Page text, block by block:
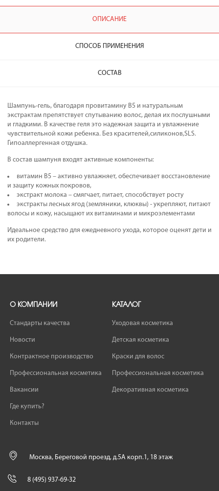
ОПИСАНИЕ
СПОСОБ ПРИМЕНЕНИЯ
СОСТАВ
Шампунь-гель, благодаря провитамину В5 и натуральным
экстрактам препятствует спутыванию волос, делая их послушными
и гладкими. В качестве геля это надежная защита и увлажнение
чувствительной кожи ребенка. Без красителей,силиконов,SLS.
Гипоаллергенная отдушка.
В состав шампуня входят активные компоненты:
витамин В5 – активно увлажняет, обеспечивает восстановление
и защиту кожных покровов,
экстракт молока – смягчает, питает, способствует росту
экстракты лесных ягод (земляники, клюквы) - укрепляют, питают
волосы и кожу, насыщают их витаминами и микроэлементами
Идеальное средство для ежедневного ухода, которое оценят дети и
их родители.
О КОМПАНИИ
Стандарты качества
Новости
Контрактное производство
Профессиональная косметика
Вакансии
Где купить?
Контакты
КАТАЛОГ
Уходовая косметика
Детская косметика
Краски для волос
Профессиональная косметика
Декоративная косметика
Москва, Береговой проезд, д.5А корп.1, 18 этаж
8 (495) 937-69-32